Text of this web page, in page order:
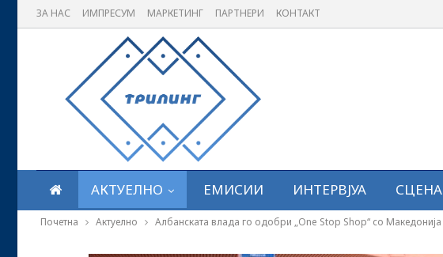
ЗА НАС ИМПРЕСУМ МАРКЕТИНГ ПАРТНЕРИ КОНТАКТ
АКТУЕЛНО ЕМИСИИ ИНТЕРВЈУА СЦЕНА
Почетна Актуелно Албанската влада го одобри „One Stop Shop“ со Македонија